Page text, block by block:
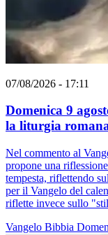
07/08/2026 - 17:11
Domenica 9
la liturgia
Nel commento al
propone una
tempesta, riflettendo
per il Vangelo del
riflette invece sullo
Vangelo Bibbia